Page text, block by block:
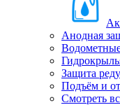
Анодная
Защита
Подъём и
Смотреть